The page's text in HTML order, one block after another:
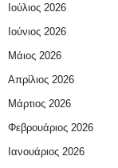
Ιούλιος 2026
Ιούνιος 2026
Μάιος 2026
Απρίλιος 2026
Μάρτιος 2026
Φεβρουάριος 2026
Ιανουάριος 2026